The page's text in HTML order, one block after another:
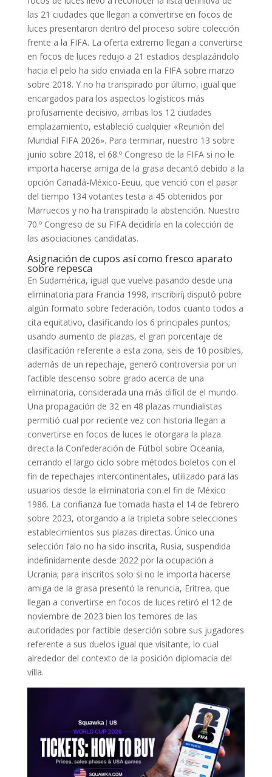
las 21 ciudades que llegan a convertirse en focos de
luces presentaron dentro del proceso sobre colección
frente a la FIFA. La oferta extremo llegan a convertirse
en focos de luces redujo a 21 estadios desplazándolo
hacia el pelo ha sido enviada en la FIFA sobre marzo
sobre 2018. Y no ha transpirado por último, igual que
encargados para los aspectos logísticos más
profusamente decisivo, ambas los 12 ciudades
emplazamiento, estableció cualquier «Reunión del
Mundial FIFA 2026». Para terminar, nuestro 13 sobre
junio sobre 2018, el 68.º Congreso de la FIFA si no le
importa hacerse amiga de la grasa decantó debido a la
opción Canadá-México-Eeuu, que venció con el pasar
del tiempo 134 votantes testa a 45 obtenidos por
Marruecos y no ha transpirado la abstención. Nuestro
70.º Congreso de su FIFA decidiría en la colección de
las asociaciones candidatas.
Asignación de cupos así­ como fresco aparato
sobre repesca
En Sudamérica, igual que vuelve pasando desde una
eliminatoria para Francia 1998, inscribirí¡ disputó pobre
algún formato sobre federación, todos cuanto todos a
cita equitativo, clasificando los 6 principales puntos;
usando aumento de plazas, el gran porcentaje de
clasificación referente a esta zona, seis de 10 posibles,
además de un repechaje, generó controversia por un
factible descenso sobre grado acerca de una
eliminatoria, considerada una más difícil de el mundo.
Una propagación de 32 en 48 plazas mundialistas
permitió cual por reciente vez con historia llegan a
convertirse en focos de luces le otorgara la plaza
directa la Confederación de Fútbol sobre Oceanía,
cerrando el largo ciclo sobre métodos boletos con el
fin de repechajes intercontinentales, utilizado para las
usuarios desde la eliminatoria con el fin de México
1986. La confianza fue tomada hasta el 14 de febrero
sobre 2023, otorgando a la tripleta sobre selecciones
establecimientos sus plazas directas. Único una
selección falo no ha sido inscrita, Rusia, suspendida
indefinidamente desde 2022 por la ocupación a
Ucrania; para inscritos solo si no le importa hacerse
amiga de la grasa presentó la renuncia, Eritrea, que
llegan a convertirse en focos de luces retiró el 12 de
noviembre de 2023 bien los temores de las
autoridades por factible deserción sobre sus jugadores
referente a sus duelos igual que visitante, lo cual
alrededor del contexto de la posición diplomacia del
villa.